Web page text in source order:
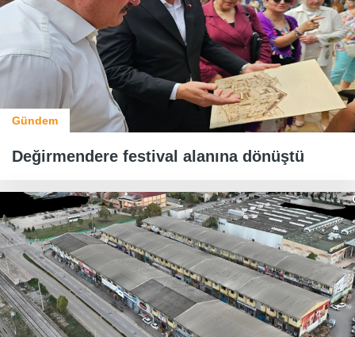
Gündem
Değirmendere festival alanına dönüştü